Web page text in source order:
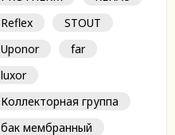
Reflex
STOUT
Uponor
far
luxor
Коллекторная группа
бак мембранный